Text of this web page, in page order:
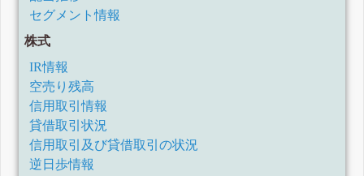
セグメント情報
株式
IR情報
空売り残高
信用取引情報
貸借取引状況
信用取引及び貸借取引の状況
逆日歩情報